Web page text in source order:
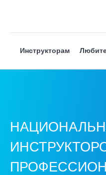
Инструкторам